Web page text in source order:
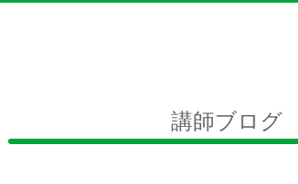
講師ブログ